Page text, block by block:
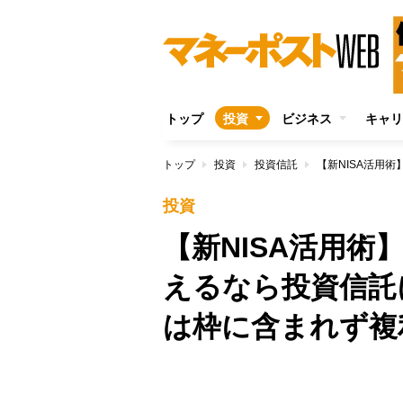
トップ 投資 ビジネス キャ
トップ 投資 投資信託
投資
【新NISA活用術
えるなら投資信
は枠に含まれず